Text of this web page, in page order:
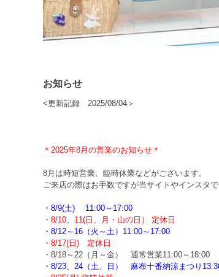
お知らせ
<更新記録 2025/08/04＞
＊2025年8月の営業のお知らせ＊
8月は時短営業、臨時休業などがございます。
ご来店の際はお手数ですが当サイトやインスタ
・8/9(土) 11:00～17:00
・8/10、11(日、月・山の日） 定休日
・8/12～16（火～土）11:00～17:00
・8/17(日) 定休日
・8/18～22（月～金） 通常営業11:00～18:00
・8/23、24（土、日） 麻布十番納涼まつり